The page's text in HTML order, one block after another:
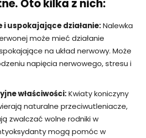
Oto kilka z nich:
i uspokajające działanie:Nalewka
może mieć działanie
na układ nerwowy. Może
napięcia nerwowego, stresu i
właściwości:Kwiaty koniczyny
naturalne przeciwutleniacze,
zwalczać wolne rodniki w
mogą pomóc w